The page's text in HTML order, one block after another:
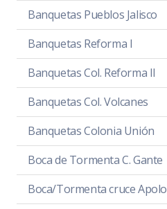
Banquetas Pueblos Jalisco
Banquetas Reforma I
Banquetas Col. Reforma II
Banquetas Col. Volcanes
Banquetas Colonia Unión
Boca de Tormenta C. Gante
Boca/Tormenta cruce Apolo